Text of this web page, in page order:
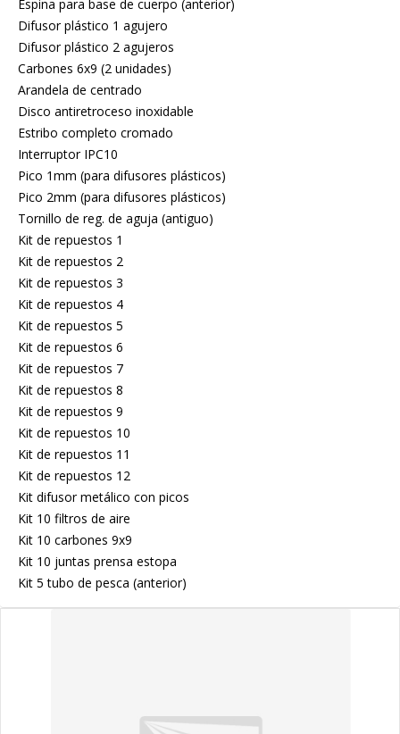
Espina para base de cuerpo (anterior)
Difusor plástico 1 agujero
Difusor plástico 2 agujeros
Carbones 6x9 (2 unidades)
Arandela de centrado
Disco antiretroceso inoxidable
Estribo completo cromado
Interruptor IPC10
Pico 1mm (para difusores plásticos)
Pico 2mm (para difusores plásticos)
Tornillo de reg. de aguja (antiguo)
Kit de repuestos 1
Kit de repuestos 2
Kit de repuestos 3
Kit de repuestos 4
Kit de repuestos 5
Kit de repuestos 6
Kit de repuestos 7
Kit de repuestos 8
Kit de repuestos 9
Kit de repuestos 10
Kit de repuestos 11
Kit de repuestos 12
Kit difusor metálico con picos
Kit 10 filtros de aire
Kit 10 carbones 9x9
Kit 10 juntas prensa estopa
Kit 5 tubo de pesca (anterior)